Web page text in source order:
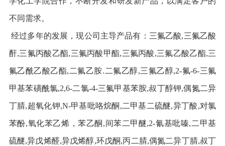
不同需求。
经过多年的发展，现公司主导产品有：三氟乙酸,三氟乙酸
酐,三氟丙酸乙酯,三氟丙酸甲酯,三氟丙酸,三氟乙酸乙酯,三
氟乙酰乙酸乙酯,二氟乙胺.二氟乙醇,三氟乙醇,2-氟-6-三氟
甲基苯磺酰氯,2,6-二氯-4-三氟甲基苯胺,叔丁醇钾,偶氮二异
丁腈,超氧化钾,N-甲基吡咯烷酮,二甲基二硫醚,异丁酸,对氯
苯酚,氧化苯乙烯，苯乙酮,间苯二甲醚,2-氰基吡嗪,二甲基
硫醚,异戊烯醛,异戊烯醇,环戊酮,丙二腈,偶氮二异丁腈,叔丁